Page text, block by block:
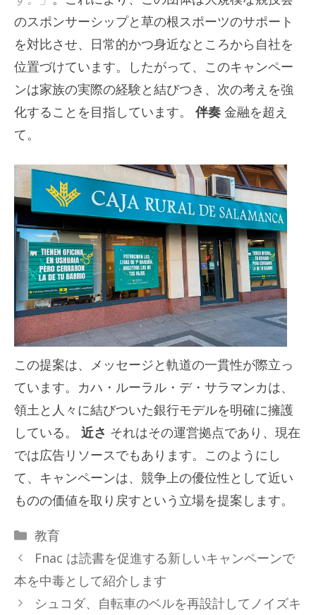
のスポンサーシップと草の根スポーツのサポート
を対比させ、日常的かつ身近なところから自社を
位置づけています。したがって、このキャンペー
ンは家族の実際の経験と結びつき、次の考えを強
化することを目指しています。 伴奏 金融を超え
て。
この提案は、メッセージと軌道の一貫性が際立っ
ています。カハ・ルーラル・デ・サラマンカは、
領土と人々に結びついた銀行モデルを明確に擁護
している。
近さ それはその運営拠点であり、現在
では広告リソースでもあります。このようにし
て、キャンペーンは、競争上の優位性として近い
ものの価値を取り戻すという立場を提案します。
カ
テ
ゴ
リ
ー
教育
Fnac は読書を促進する新しいキャンペーンで
本を中毒として紹介します
シュコダ、自転車のベルを再設計してノイズキ